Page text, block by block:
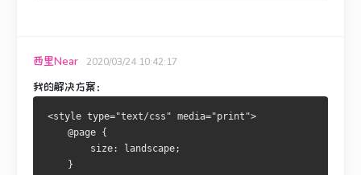
西里Near 2020/03/24 10:42:17
我的解决方案：
<style type="text/css" media="print">
    @page {
        size: landscape;
    }